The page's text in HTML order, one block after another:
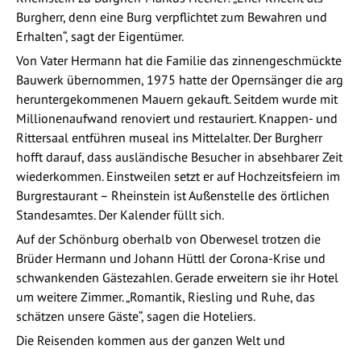
Burgherr, denn eine Burg verpflichtet zum Bewahren und
Erhalten“, sagt der Eigentümer.
Von Vater Hermann hat die Familie das zinnengeschmückte
Bauwerk übernommen, 1975 hatte der Opernsänger die arg
heruntergekommenen Mauern gekauft. Seitdem wurde mit
Millionenaufwand renoviert und restauriert. Knappen- und
Rittersaal entführen museal ins Mittelalter. Der Burgherr
hofft darauf, dass ausländische Besucher in absehbarer Zeit
wiederkommen. Einstweilen setzt er auf Hochzeitsfeiern im
Burgrestaurant – Rheinstein ist Außenstelle des örtlichen
Standesamtes. Der Kalender füllt sich.
Auf der Schönburg oberhalb von Oberwesel trotzen die
Brüder Hermann und Johann Hüttl der Corona-Krise und
schwankenden Gästezahlen. Gerade erweitern sie ihr Hotel
um weitere Zimmer. „Romantik, Riesling und Ruhe, das
schätzen unsere Gäste“, sagen die Hoteliers.
Die Reisenden kommen aus der ganzen Welt und